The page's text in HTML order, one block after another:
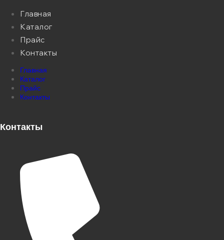
Главная
Каталог
Прайс
Контакты
Главная
Каталог
Прайс
Контакты
Контакты